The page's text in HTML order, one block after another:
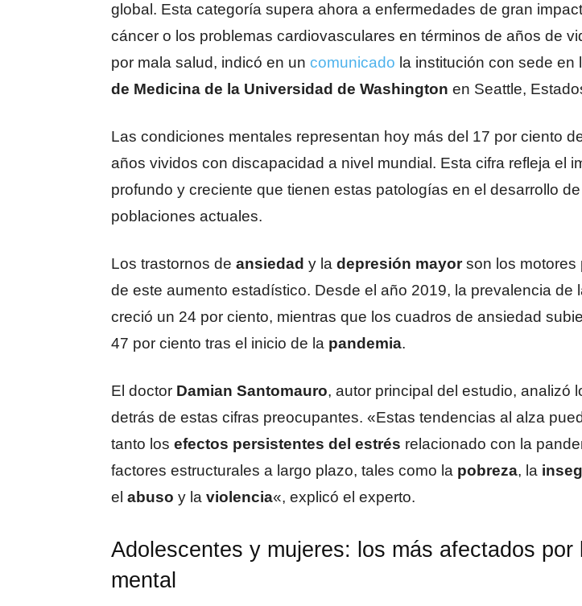
global. Esta categoría supera ahora a enfermedades de gran
cáncer o los problemas cardiovasculares en términos de años de
por mala salud, indicó en un comunicado la institución con sede en
de Medicina de la Universidad de Washington en Seattle,
Las condiciones mentales representan hoy más del 17 por ciento
años vividos con discapacidad a nivel mundial. Esta cifra refleja el
profundo y creciente que tienen estas patologías en el desarrollo
poblaciones actuales.
Los trastornos de ansiedad y la depresión mayorson los motores
de este aumento estadístico. Desde el año 2019, la prevalencia de
creció un 24 por ciento, mientras que los cuadros de ansiedad
47 por ciento tras el inicio de la pandemia.
El doctor Damian Santomauro, autor principal del estudio, analizó
detrás de estas cifras preocupantes. «Estas tendencias al alza
tanto los efectos persistentes del estrés relacionado con la
factores estructurales a largo plazo, tales como la pobreza, la
el abuso y la violencia«, explicó el experto.
Adolescentes y mujeres: los más afectados por
mental